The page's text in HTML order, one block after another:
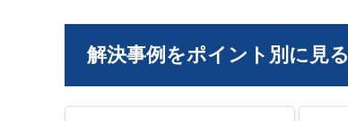
解決事例をポイント別に見る